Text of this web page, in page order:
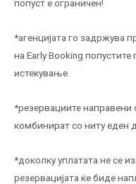
попуст е ограничен!
*агенцијата го задржува
на Early Booking
истекување.
*резервациите направени
комбинират со ниту еден
*доколку уплатата не се
резервацијата ќе биде